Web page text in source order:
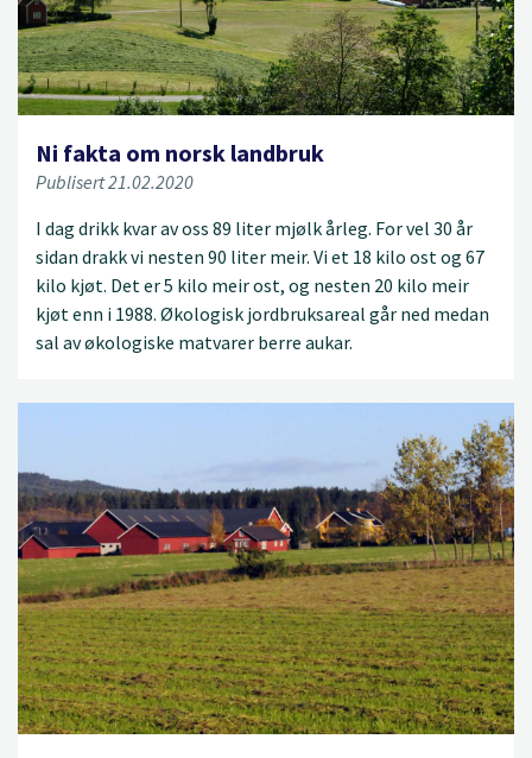
Ni fakta om norsk landbruk
Publisert 21.02.2020
I dag drikk kvar av oss 89 liter mjølk årleg. For vel 30 år
sidan drakk vi nesten 90 liter meir. Vi et 18 kilo ost og 67
kilo kjøt. Det er 5 kilo meir ost, og nesten 20 kilo meir
kjøt enn i 1988. Økologisk jordbruksareal går ned medan
sal av økologiske matvarer berre aukar.